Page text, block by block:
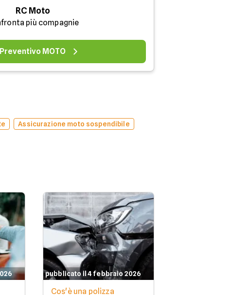
RC Moto
più compagnie
Preventivo MOTO
Assicurazione moto sospendibile
pubblicato il 4 febbraio 2026
Cos'è una polizza